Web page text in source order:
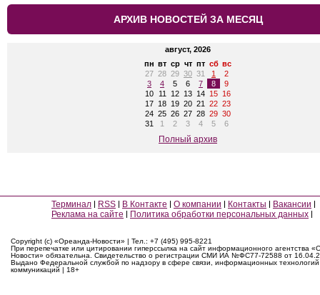
АРХИВ НОВОСТЕЙ ЗА МЕСЯЦ
август, 2026
пн вт ср чт пт сб вс
27 28 29 30 31 1
2
3
4 5 6 7 8
9
10
11 12 13 14 15 16
17 18 19 20 21 22 23
24 25 26 27 28 29 30
31
1 2 3 4 5 6
Полный архив
Терминал RSS В Контакте О компании Контакты
Вакансии
Реклама на сайте
Политика обработки персональных данных
Copyright (c) «Ореанда-Новости» | Тел.: +7 (495) 995-8221
При перепечатке или цитировании гиперссылка на сайт информационного агентства
Новости» обязательна. Свидетельство о регистрации СМИ ИА №ФС77-72588 от
Выдано Федеральной службой по надзору в сфере связи, информационных
коммуникаций | 18+